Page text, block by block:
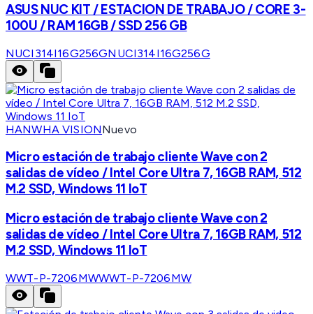
ASUS NUC KIT / ESTACION DE TRABAJO / CORE 3-
100U / RAM 16GB / SSD 256 GB
NUCI314I16G256GNUCI314I16G256G
HANWHA VISIONNuevo
Micro estación de trabajo cliente Wave con 2
salidas de vídeo / Intel Core Ultra 7, 16GB RAM, 512
M.2 SSD, Windows 11 IoT
Micro estación de trabajo cliente Wave con 2
salidas de vídeo / Intel Core Ultra 7, 16GB RAM, 512
M.2 SSD, Windows 11 IoT
WWT-P-7206MWWWT-P-7206MW